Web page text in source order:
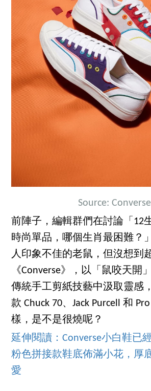
Source: Converse
前陣子，編輯群們在討論「12
時尚單品，哪個生肖最困難？
人印象不佳的老鼠，但沒想到
《Converse》，以「鼠咬天開
傳統手工剪紙技藝中汲取靈感
款 Chuck 70、Jack Purcell 和
樣，是不是很燒呢？
延伸閱讀：Converse小白鞋已
粉色拼接款鞋底佈滿小花，厚
愛